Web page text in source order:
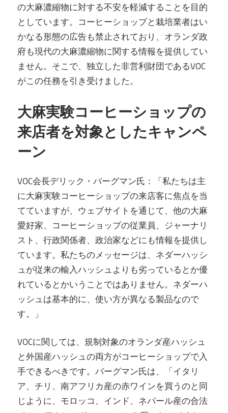
の大麻濃縮物に対する不安を軽減することを目的
としています。コーヒーショップと栽培業者はい
かなる形態の広告も禁止されており、オランダ政
府も現代の大麻濃縮物に関する情報を提供してい
ません。そこで、独立した非営利財団であるVOC
がこの任務を引き受けました。
大麻実験コーヒーショップの
来店者を対象としたキャンペ
ーン
VOC会長デリック・バーグマン氏：「私たちは主
に大麻実験コーヒーショップの来店客に焦点を当
てていますが、ウェブサイトを通じて、他の大麻
愛好家、コーヒーショップの従業員、ジャーナリ
スト、行政関係者、政治家などにも情報を提供し
ています。私たちのメッセージは、ネダーハッシ
ュが従来の輸入ハッシュよりも劣っているとか優
れているとかいうことではありません。ネダーハ
ッシュは基本的に、使い方が異なる製品なので
す。」
VOCに関しては、規制対象のオランダ産ハッシュ
と外国産ハッシュの両方がコーヒーショップで入
手できるべきです。バーグマン氏は、「イタリ
ア、チリ、南アフリカ産の赤ワインを買うのと同
じように、モロッコ、インド、ネパール産の合法